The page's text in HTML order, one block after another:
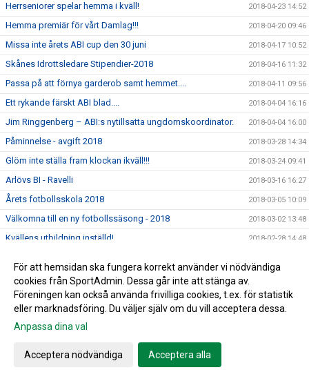
Herrseniorer spelar hemma i kväll! 2018-04-23 14:52
Hemma premiär för vårt Damlag!!! 2018-04-20 09:46
Missa inte årets ABI cup den 30 juni 2018-04-17 10:52
Skånes Idrottsledare Stipendier-2018 2018-04-16 11:32
Passa på att förnya garderob samt hemmet.... 2018-04-11 09:56
Ett rykande färskt ABI blad.... 2018-04-04 16:16
Jim Ringgenberg – ABI:s nytillsatta ungdomskoordinator. 2018-04-04 16:00
Påminnelse - avgift 2018 2018-03-28 14:34
Glöm inte ställa fram klockan ikväll!!! 2018-03-24 09:41
Arlövs BI - Ravelli 2018-03-16 16:27
Årets fotbollsskola 2018 2018-03-05 10:09
Välkomna till en ny fotbollssäsong - 2018 2018-03-02 13:48
Kvällens utbildning inställd! 2018-02-28 14:48
Kallelse till Årsmöte för 2017
Vilken lyckad dag!! 2018-02-03 19:52
Till minne av Christer Hansson
Lagfotografering 2018- 3 februari
Fler invånare - mindre plats för idrott
För att hemsidan ska fungera korrekt använder vi nödvändiga
cookies från SportAdmin. Dessa går inte att stänga av.
Föreningen kan också använda frivilliga cookies, t.ex. för statistik
eller marknadsföring. Du väljer själv om du vill acceptera dessa.
Anpassa dina val
Acceptera nödvändiga Acceptera alla